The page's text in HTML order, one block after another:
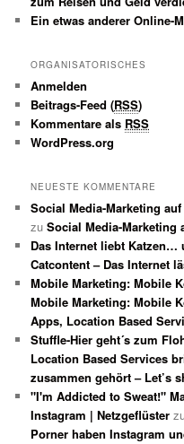
Ein etwas anderer Online-
ORGANISATORISCHES
Anmelden
Beitrags-Feed (RSS)
Kommentare als RSS
WordPress.org
NEUESTE KOMMENTARE
Social Media-Marketing
zuSocial Media-Marketing
Das Internet liebt
Catcontent – Das Internet
Mobile Marketing: Mobile
Mobile Marketing: Mobile
Apps, Location Based
Stuffle-Hier geht´s zum
Location Based Services
zusammen gehört – Let’s
"I'm Addicted to Sweat!"
Instagram | Netzgeflüster
Porner haben Instagram